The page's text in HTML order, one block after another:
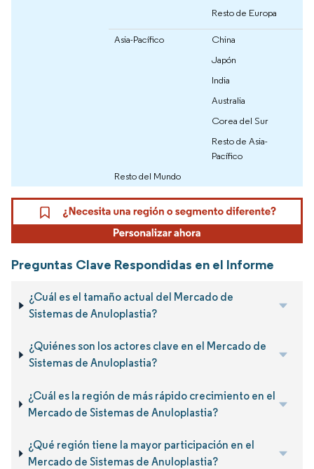
Resto de Europa
Asia-Pacífico
China
Japón
India
Australia
Corea del Sur
Resto de Asia-
Pacífico
Resto del Mundo
Preguntas Clave Respondidas en el Informe
¿Cuál es el tamaño actual del Mercado de
Sistemas de Anuloplastia?
¿Quiénes son los actores clave en el Mercado de
Sistemas de Anuloplastia?
¿Cuál es la región de más rápido crecimiento en el
Mercado de Sistemas de Anuloplastia?
¿Qué región tiene la mayor participación en el
Mercado de Sistemas de Anuloplastia?